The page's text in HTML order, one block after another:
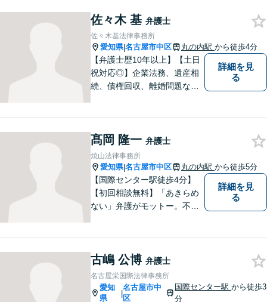
ます。「安心して相談できる
弁護士」を目指しています。
【平日夜間や土曜日も対応】
佐々木 基 弁護士
佐々木基法律事務所
愛知県|名古屋市中区 丸の内駅 から徒歩4分
【弁護士歴10年以上】【土日
祝対応◎】企業法務、遺産相
続、債権回収、離婚問題な
します。お悩みの方はお気軽
にご相談ください！
詳細を見
る
髙岡 隆一 弁護士
焼山法律事務所
愛知県|名古屋市中区 丸の内駅 から徒歩5分
【国際センター駅徒歩4分】
【初回相談無料】「あきらめ
ない」弁護がモットー。不動
ださい。共に明るい未来を切
り開いていきましょう。【近
隣駐車場あり】
詳細を見
る
古嶋 公博 弁護士
名古屋栄国際法律事務所
愛知
県
|
名古屋市中
区
国際センター駅から徒歩3
分